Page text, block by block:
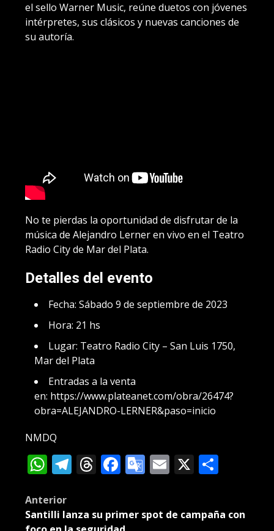
el sello Warner Music, reúne duetos con jóvenes
intérpretes, sus clásicos y nuevas canciones de
su autoría.
No te pierdas la oportunidad de disfrutar de la
música de Alejandro Lerner en vivo en el Teatro
Radio City de Mar del Plata.
Detalles del evento
Fecha: Sábado 9 de septiembre de 2023
Hora: 21 hs
Lugar: Teatro Radio City – San Luis 1750,
Mar del Plata
Entradas a la venta
en: https://www.plateanet.com/obra/26474?
obra=ALEJANDRO-LERNER&paso=inicio
NMDQ
WhatsApp
Telegram
Threads
Facebook
Google
Email
X
Post
Anterior
Santilli lanza su primer spot de campaña con